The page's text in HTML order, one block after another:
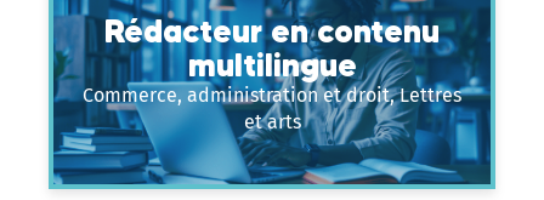
Rédacteur en contenu
multilingue
Commerce, administration et droit, Lettres
et arts